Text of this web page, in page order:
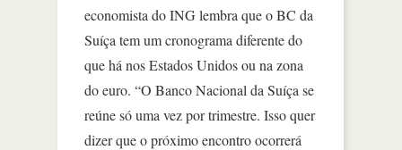
economista do ING lembra que o BC da
Suíça tem um cronograma diferente do
que há nos Estados Unidos ou na zona
do euro. “O Banco Nacional da Suíça se
reúne só uma vez por trimestre. Isso quer
dizer que o próximo encontro ocorrerá